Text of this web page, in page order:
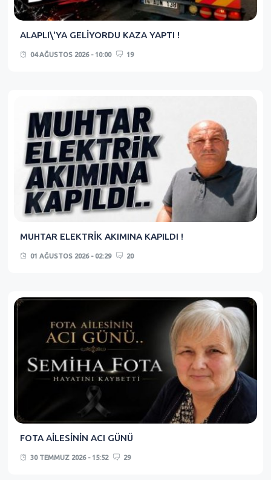
ALAPLI\'YA GELİYORDU KAZA YAPTI !
04 AĞUSTOS 2026 - 10:00 19
MUHTAR ELEKTRİK AKIMINA KAPILDI !
01 AĞUSTOS 2026 - 02:29 20
FOTA AİLESİNİN ACI GÜNÜ
30 TEMMUZ 2026 - 15:52 29